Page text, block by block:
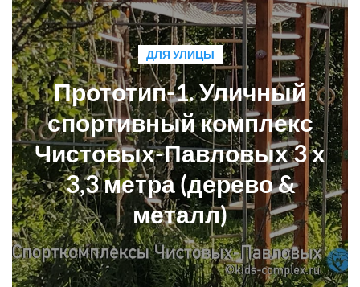
ДЛЯ УЛИЦЫ
Прототип-1. Уличный
спортивный комплекс
Чистовых-Павловых 3 х
3,3 метра (дерево &
металл)